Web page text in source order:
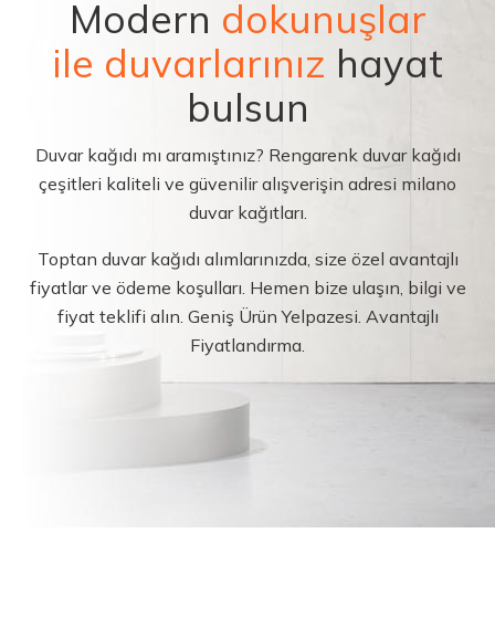
Modern dokunuşlar
ile duvarlarınız hayat
bulsun
Duvar kağıdı mı aramıştınız? Rengarenk duvar kağıdı
çeşitleri kaliteli ve güvenilir alışverişin adresi milano
duvar kağıtları.
Toptan duvar kağıdı alımlarınızda, size özel avantajlı
fiyatlar ve ödeme koşulları. Hemen bize ulaşın, bilgi ve
fiyat teklifi alın. Geniş Ürün Yelpazesi. Avantajlı
Fiyatlandırma.